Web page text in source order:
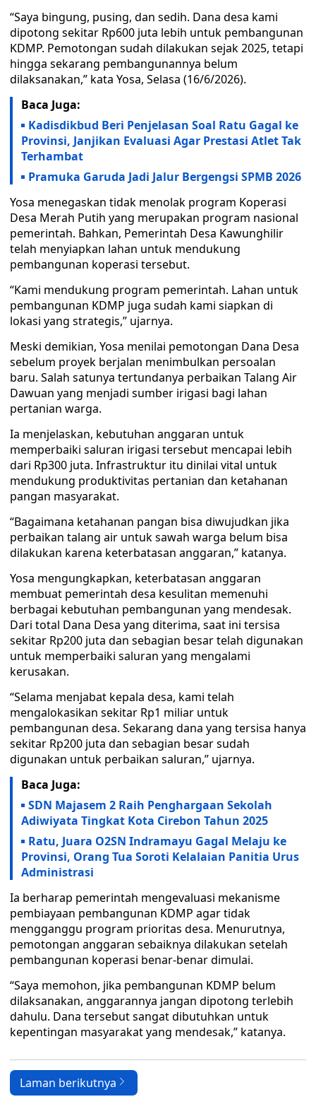
“Saya bingung, pusing, dan sedih. Dana desa kami
dipotong sekitar Rp600 juta lebih untuk pembangunan
KDMP. Pemotongan sudah dilakukan sejak 2025, tetapi
hingga sekarang pembangunannya belum
dilaksanakan,” kata Yosa, Selasa (16/6/2026).
Baca Juga:
Kadisdikbud Beri Penjelasan Soal Ratu Gagal ke
Provinsi, Janjikan Evaluasi Agar Prestasi Atlet Tak
Terhambat
Pramuka Garuda Jadi Jalur Bergengsi SPMB 2026
Yosa menegaskan tidak menolak program Koperasi
Desa Merah Putih yang merupakan program nasional
pemerintah. Bahkan, Pemerintah Desa Kawunghilir
telah menyiapkan lahan untuk mendukung
pembangunan koperasi tersebut.
“Kami mendukung program pemerintah. Lahan untuk
pembangunan KDMP juga sudah kami siapkan di
lokasi yang strategis,” ujarnya.
Meski demikian, Yosa menilai pemotongan Dana Desa
sebelum proyek berjalan menimbulkan persoalan
baru. Salah satunya tertundanya perbaikan Talang Air
Dawuan yang menjadi sumber irigasi bagi lahan
pertanian warga.
Ia menjelaskan, kebutuhan anggaran untuk
memperbaiki saluran irigasi tersebut mencapai lebih
dari Rp300 juta. Infrastruktur itu dinilai vital untuk
mendukung produktivitas pertanian dan ketahanan
pangan masyarakat.
“Bagaimana ketahanan pangan bisa diwujudkan jika
perbaikan talang air untuk sawah warga belum bisa
dilakukan karena keterbatasan anggaran,” katanya.
Yosa mengungkapkan, keterbatasan anggaran
membuat pemerintah desa kesulitan memenuhi
berbagai kebutuhan pembangunan yang mendesak.
Dari total Dana Desa yang diterima, saat ini tersisa
sekitar Rp200 juta dan sebagian besar telah digunakan
untuk memperbaiki saluran yang mengalami
kerusakan.
“Selama menjabat kepala desa, kami telah
mengalokasikan sekitar Rp1 miliar untuk
pembangunan desa. Sekarang dana yang tersisa hanya
sekitar Rp200 juta dan sebagian besar sudah
digunakan untuk perbaikan saluran,” ujarnya.
Baca Juga:
SDN Majasem 2 Raih Penghargaan Sekolah
Adiwiyata Tingkat Kota Cirebon Tahun 2025
Ratu, Juara O2SN Indramayu Gagal Melaju ke
Provinsi, Orang Tua Soroti Kelalaian Panitia Urus
Administrasi
Ia berharap pemerintah mengevaluasi mekanisme
pembiayaan pembangunan KDMP agar tidak
mengganggu program prioritas desa. Menurutnya,
pemotongan anggaran sebaiknya dilakukan setelah
pembangunan koperasi benar-benar dimulai.
“Saya memohon, jika pembangunan KDMP belum
dilaksanakan, anggarannya jangan dipotong terlebih
dahulu. Dana tersebut sangat dibutuhkan untuk
kepentingan masyarakat yang mendesak,” katanya.
Laman berikutnya